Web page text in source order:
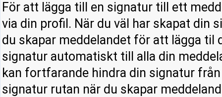
För att lägga till en signatur till ett
via din profil. När du väl har skapat din
du skapar meddelandet för att lägga til
signatur automatiskt till alla din
kan fortfarande hindra din signatur
signatur rutan när du skapar